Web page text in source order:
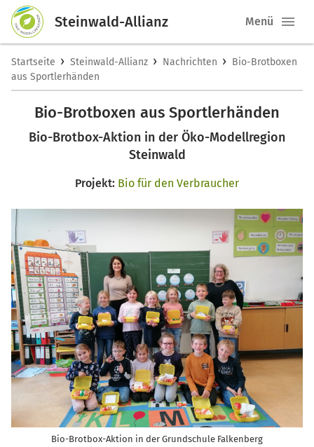
Steinwald-Allianz Menü
Startseite › Steinwald-Allianz › Nachrichten › Bio-Brotboxen
aus Sportlerhänden
Bio-Brotboxen aus Sportlerhänden
Bio-Brotbox-Aktion in der Öko-Modellregion
Steinwald
Projekt: Bio für den Verbraucher
Bio-Brotbox-Aktion in der Grundschule Falkenberg